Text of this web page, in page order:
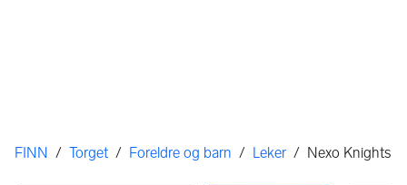
Her er du
FINN / Torget / Foreldre og barn / Leker / Nexo Knights